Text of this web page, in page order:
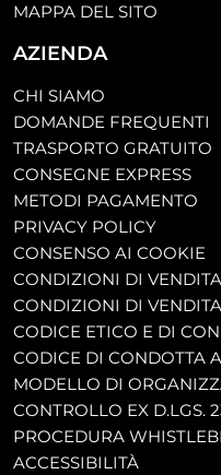
MAPPA DEL SITO
AZIENDA
CHI SIAMO
DOMANDE FREQUENTI
TRASPORTO GRATUITO
CONSEGNE EXPRESS
METODI PAGAMENTO
PRIVACY POLICY
CONSENSO AI COOKIE
CONDIZIONI DI
CONDIZIONI DI
CODICE ETICO E DI
CODICE DI CONDOTTA
MODELLO DI
CONTROLLO EX D.LGS.
PROCEDURA
ACCESSIBILITÀ